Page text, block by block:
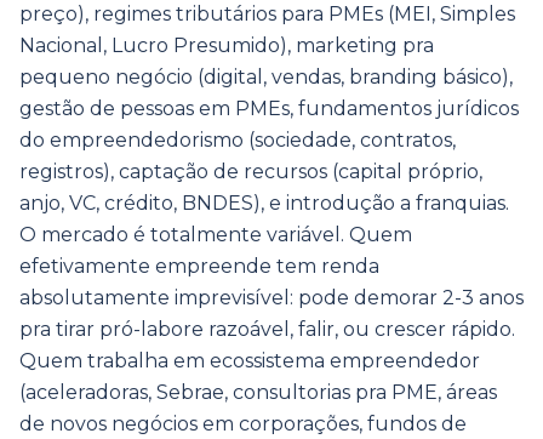
preço), regimes tributários para PMEs (MEI, Simples
Nacional, Lucro Presumido), marketing pra
pequeno negócio (digital, vendas, branding básico),
gestão de pessoas em PMEs, fundamentos jurídicos
do empreendedorismo (sociedade, contratos,
registros), captação de recursos (capital próprio,
anjo, VC, crédito, BNDES), e introdução a franquias.
O mercado é totalmente variável. Quem
efetivamente empreende tem renda
absolutamente imprevisível: pode demorar 2-3 anos
pra tirar pró-labore razoável, falir, ou crescer rápido.
Quem trabalha em ecossistema empreendedor
(aceleradoras, Sebrae, consultorias pra PME, áreas
de novos negócios em corporações, fundos de